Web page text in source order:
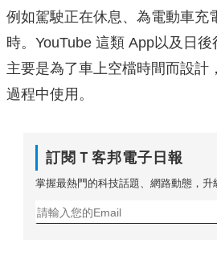
例如駕駛正在休息、為電動車充
時。YouTube 這類 App以及日
主要是為了車上空檔時間而設計
過程中使用。
訂閱Ｔ客邦電子日報
掌握最熱門的科技話題、網路動態，升